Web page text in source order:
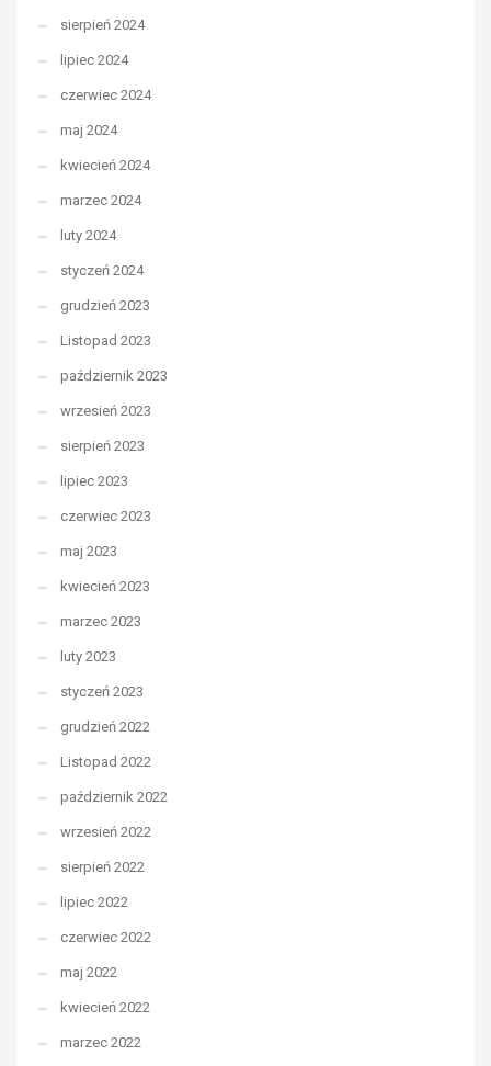
sierpień 2024
lipiec 2024
czerwiec 2024
maj 2024
kwiecień 2024
marzec 2024
luty 2024
styczeń 2024
grudzień 2023
Listopad 2023
październik 2023
wrzesień 2023
sierpień 2023
lipiec 2023
czerwiec 2023
maj 2023
kwiecień 2023
marzec 2023
luty 2023
styczeń 2023
grudzień 2022
Listopad 2022
październik 2022
wrzesień 2022
sierpień 2022
lipiec 2022
czerwiec 2022
maj 2022
kwiecień 2022
marzec 2022